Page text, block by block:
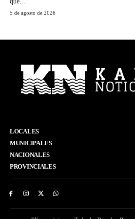
5 de agosto de 2026
LOCALES
MUNICIPALES
NACIONALES
PROVINCIALES